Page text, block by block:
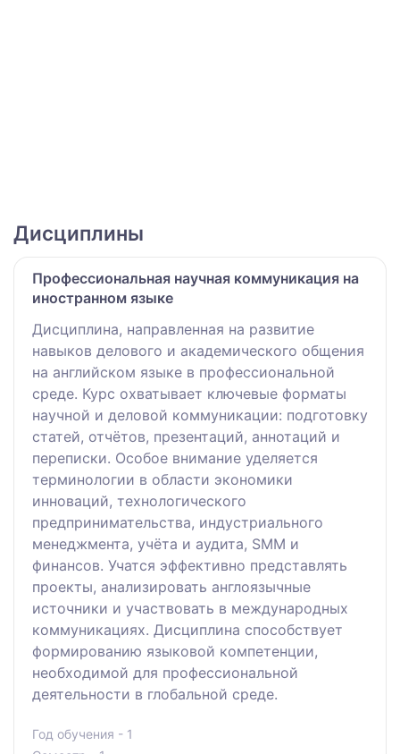
Дисциплины
Профессиональная научная коммуникация на
иностранном языке
Дисциплина, направленная на развитие
навыков делового и академического общения
на английском языке в профессиональной
среде. Курс охватывает ключевые форматы
научной и деловой коммуникации: подготовку
статей, отчётов, презентаций, аннотаций и
переписки. Особое внимание уделяется
терминологии в области экономики
инноваций, технологического
предпринимательства, индустриального
менеджмента, учёта и аудита, SMM и
финансов. Учатся эффективно представлять
проекты, анализировать англоязычные
источники и участвовать в международных
коммуникациях. Дисциплина способствует
формированию языковой компетенции,
необходимой для профессиональной
деятельности в глобальной среде.
Год обучения - 1